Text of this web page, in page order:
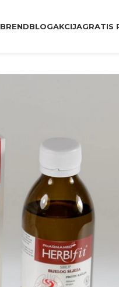
BRENDBLOGAKCIJAGRATIS